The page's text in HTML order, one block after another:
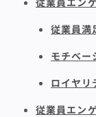
従業員満
モチベー
ロイヤリ
従業員エン